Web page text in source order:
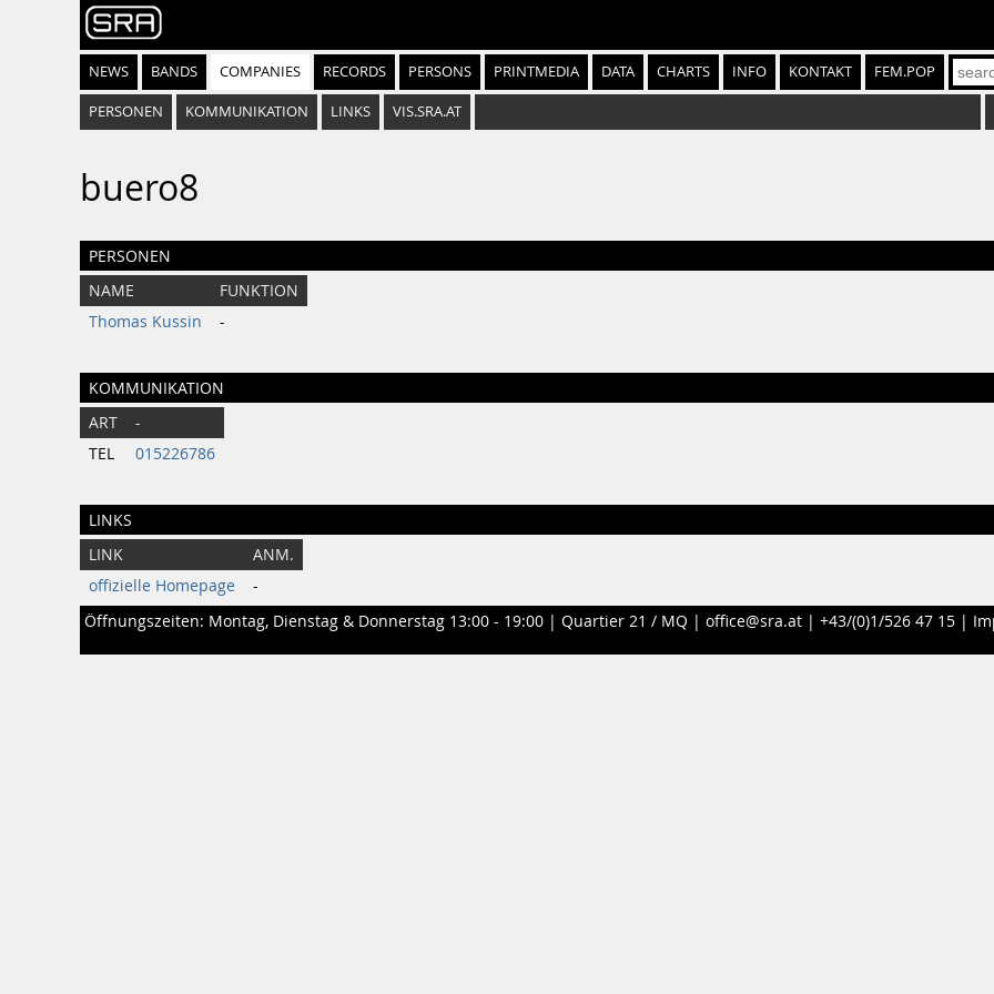
NEWS BANDS COMPANIES RECORDS PERSONS PRINTMEDIA DATA CHARTS INFO KONTAKT FEM.POP
PERSONEN KOMMUNIKATION LINKS VIS.SRA.AT
buero8
PERSONEN
NAME
FUNKTION
Thomas Kussin
-
KOMMUNIKATION
ART
-
TEL
015226786
LINKS
LINK
ANM.
offizielle Homepage
-
Öffnungszeiten: Montag, Dienstag & Donnerstag 13:00 - 19:00 | Quartier 21 / MQ | office@sra.at | +43/(0)1/526 47 15 |